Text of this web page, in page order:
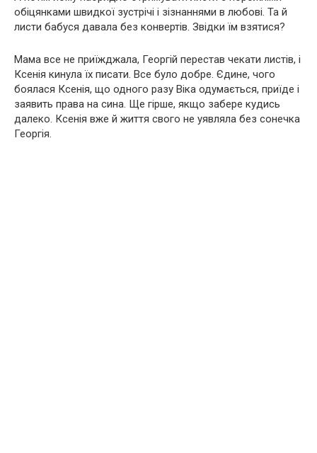
обіцянками швидкої зустрічі і зізнаннями в любові. Та й
листи бабуся давала без конвертів. Звідки їм взятися?
Мама все не приїжджала, Георгій перестав чекати листів, і
Ксенія кинула їх писати. Все було добре. Єдине, чого
боялася Ксенія, що одного разу Віка одумається, приїде і
заявить права на сина. Ще гірше, якщо забере кудись
далеко. Ксенія вже й життя свого не уявляла без сонечка
Георгія.